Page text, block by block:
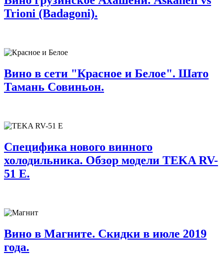
Trioni (Badagoni).
Вино в сети "Красное и Белое". Шато
Тамань Совиньон.
Специфика нового винного
холодильника. Обзор модели TEKA RV-
51 E.
Вино в Магните. Скидки в июле 2019
года.